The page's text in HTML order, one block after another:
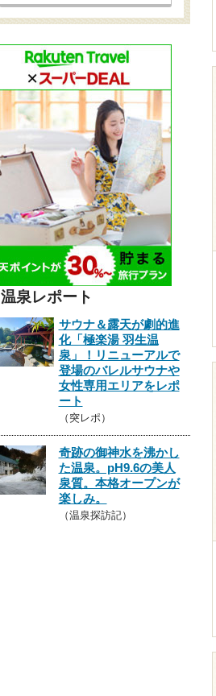
温泉レポート
サウナ＆露天が劇的進
化「極楽湯 羽生温
泉」！リニューアルで
登場のバレルサウナや
女性専用エリアをレポ
ート
（突レポ）
奇跡の御神水を沸かし
た温泉。pH9.6の美人
泉質。本格オープンが
楽しみ。
（温泉探訪記）